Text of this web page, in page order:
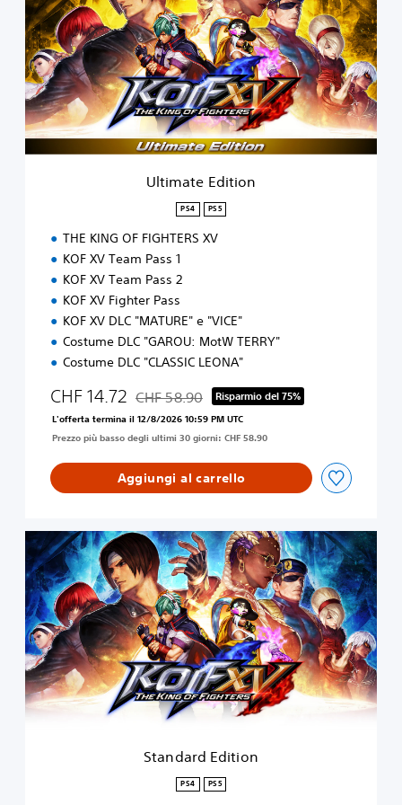
i
m
a
t
e
E
d
i
t
Ultimate Edition
PS4 PS5
THE KING OF FIGHTERS XV
KOF XV Team Pass 1
KOF XV Team Pass 2
KOF XV Fighter Pass
KOF XV DLC "MATURE" e "VICE"
Costume DLC "GAROU: MotW TERRY"
Costume DLC "CLASSIC LEONA"
CHF 14.72 Scontato dal prezzo originale di CHF 58.90
CHF 58.90 Risparmio del 75%
L'offerta termina il 12/8/2026 10:59 PM UTC
Prezzo più basso degli ultimi 30 giorni: CHF 58.90
Aggiungi al carrello
S
t
a
n
d
a
r
d
E
d
i
Standard Edition
PS4 PS5